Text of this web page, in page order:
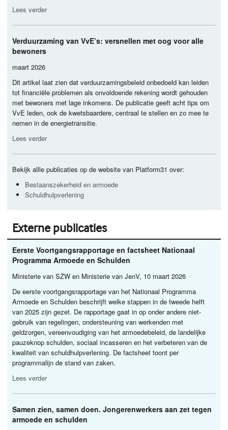
Lees verder
Verduurzaming van VvE’s: versnellen met oog voor alle
bewoners
maart 2026
Dit artikel laat zien dat verduurzamingsbeleid onbedoeld kan leiden
tot financiële problemen als onvoldoende rekening wordt gehouden
met bewoners met lage inkomens. De publicatie geeft acht tips om
VvE leden, ook de kwetsbaardere, centraal te stellen en zo mee te
nemen in de energietransitie.
Lees verder
Bekijk allle publicaties op de website van Platform31 over:
Bestaanszekerheid en armoede
Schuldhulpverlening
Externe publicaties
Eerste Voortgangsrapportage en factsheet Nationaal
Programma Armoede en Schulden
Ministerie vanSZW en Ministerie van JenV, 10 maart 2026
De eerste voortgangsrapportage van het Nationaal Programma
Armoede en Schulden beschrijft welke stappen in de tweede helft
van 2025 zijn gezet. De rapportage gaat in op onder andere niet-
gebruik van regelingen, ondersteuning van werkenden met
geldzorgen, vereenvoudiging van het armoedebeleid, de landelijke
pauzeknop schulden, sociaal incasseren en het verbeteren van de
kwaliteit van schuldhulpverlening. De factsheet toont per
programmalijn de stand van zaken.
Lees verder
Samen zien, samen doen. Jongerenwerkers aan zet tegen
armoede en schulden